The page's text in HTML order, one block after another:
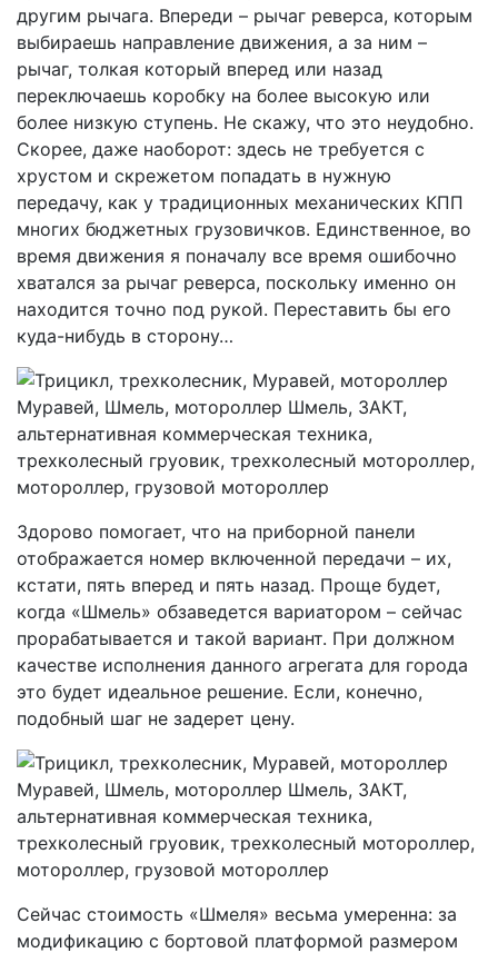
другим рычага. Впереди – рычаг реверса, которым
выбираешь направление движения, а за ним –
рычаг, толкая который вперед или назад
переключаешь коробку на более высокую или
более низкую ступень. Не скажу, что это неудобно.
Скорее, даже наоборот: здесь не требуется с
хрустом и скрежетом попадать в нужную
передачу, как у традиционных механических КПП
многих бюджетных грузовичков. Единственное, во
время движения я поначалу все время ошибочно
хватался за рычаг реверса, поскольку именно он
находится точно под рукой. Переставить бы его
куда-нибудь в сторону…
Здорово помогает, что на приборной панели
отображается номер включенной передачи – их,
кстати, пять вперед и пять назад. Проще будет,
когда «Шмель» обзаведется вариатором – сейчас
прорабатывается и такой вариант. При должном
качестве исполнения данного агрегата для города
это будет идеальное решение. Если, конечно,
подобный шаг не задерет цену.
Сейчас стоимость «Шмеля» весьма умеренна: за
модификацию с бортовой платформой размером